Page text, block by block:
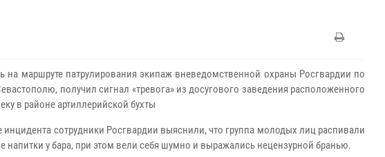
на маршруте патрулирования экипаж вневедомственной охраны Росгвардии по
получил сигнал «тревога» из досугового заведения расположенного
в районе артиллерийской бухты
инцидента сотрудники Росгвардии выяснили, что группа молодых лиц распивали
напитки у бара, при этом вели себя шумно и выражались нецензурной бранью.